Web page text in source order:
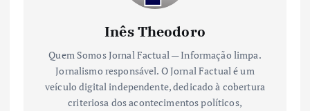
Inês Theodoro
Quem Somos Jornal Factual — Informação limpa.
Jornalismo responsável. O Jornal Factual é um
veículo digital independente, dedicado à cobertura
criteriosa dos acontecimentos políticos,